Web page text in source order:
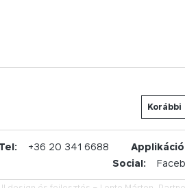
Tel: +36 20 341 6688
Social: